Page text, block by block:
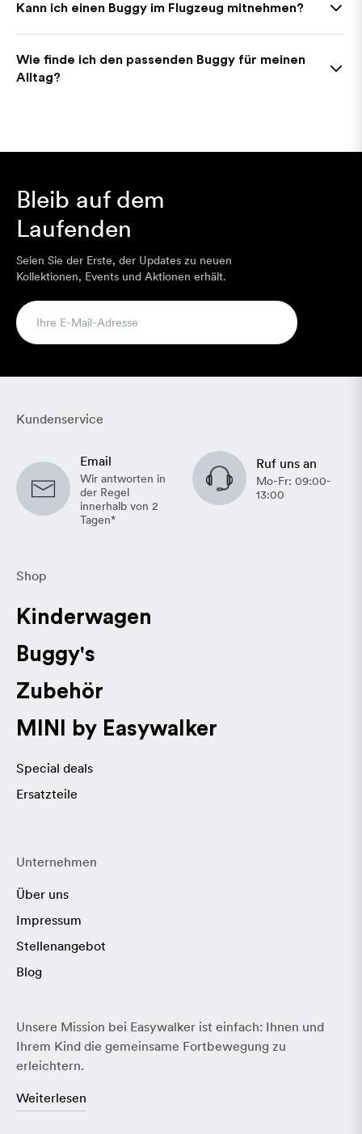
Kann ich einen Buggy im Flugzeug mitnehmen?
Wie finde ich den passenden Buggy für meinen
Alltag?
Bleib auf dem
Laufenden
Seien Sie der Erste, der Updates zu neuen
Kollektionen, Events und Aktionen erhält.
Kundenservice
Email
Wir antworten in
der Regel
innerhalb von 2
Tagen*
Ruf uns an
Mo-Fr: 09:00-
13:00
Shop
Kinderwagen
Buggy's
Zubehör
MINI by Easywalker
Special deals
Ersatzteile
Unsere Mission bei Easywalker ist einfach: Ihnen und
Ihrem Kind die gemeinsame Fortbewegung zu
erleichtern.
Weiterlesen
Unternehmen
Über uns
Impressum
Stellenangebot
Blog